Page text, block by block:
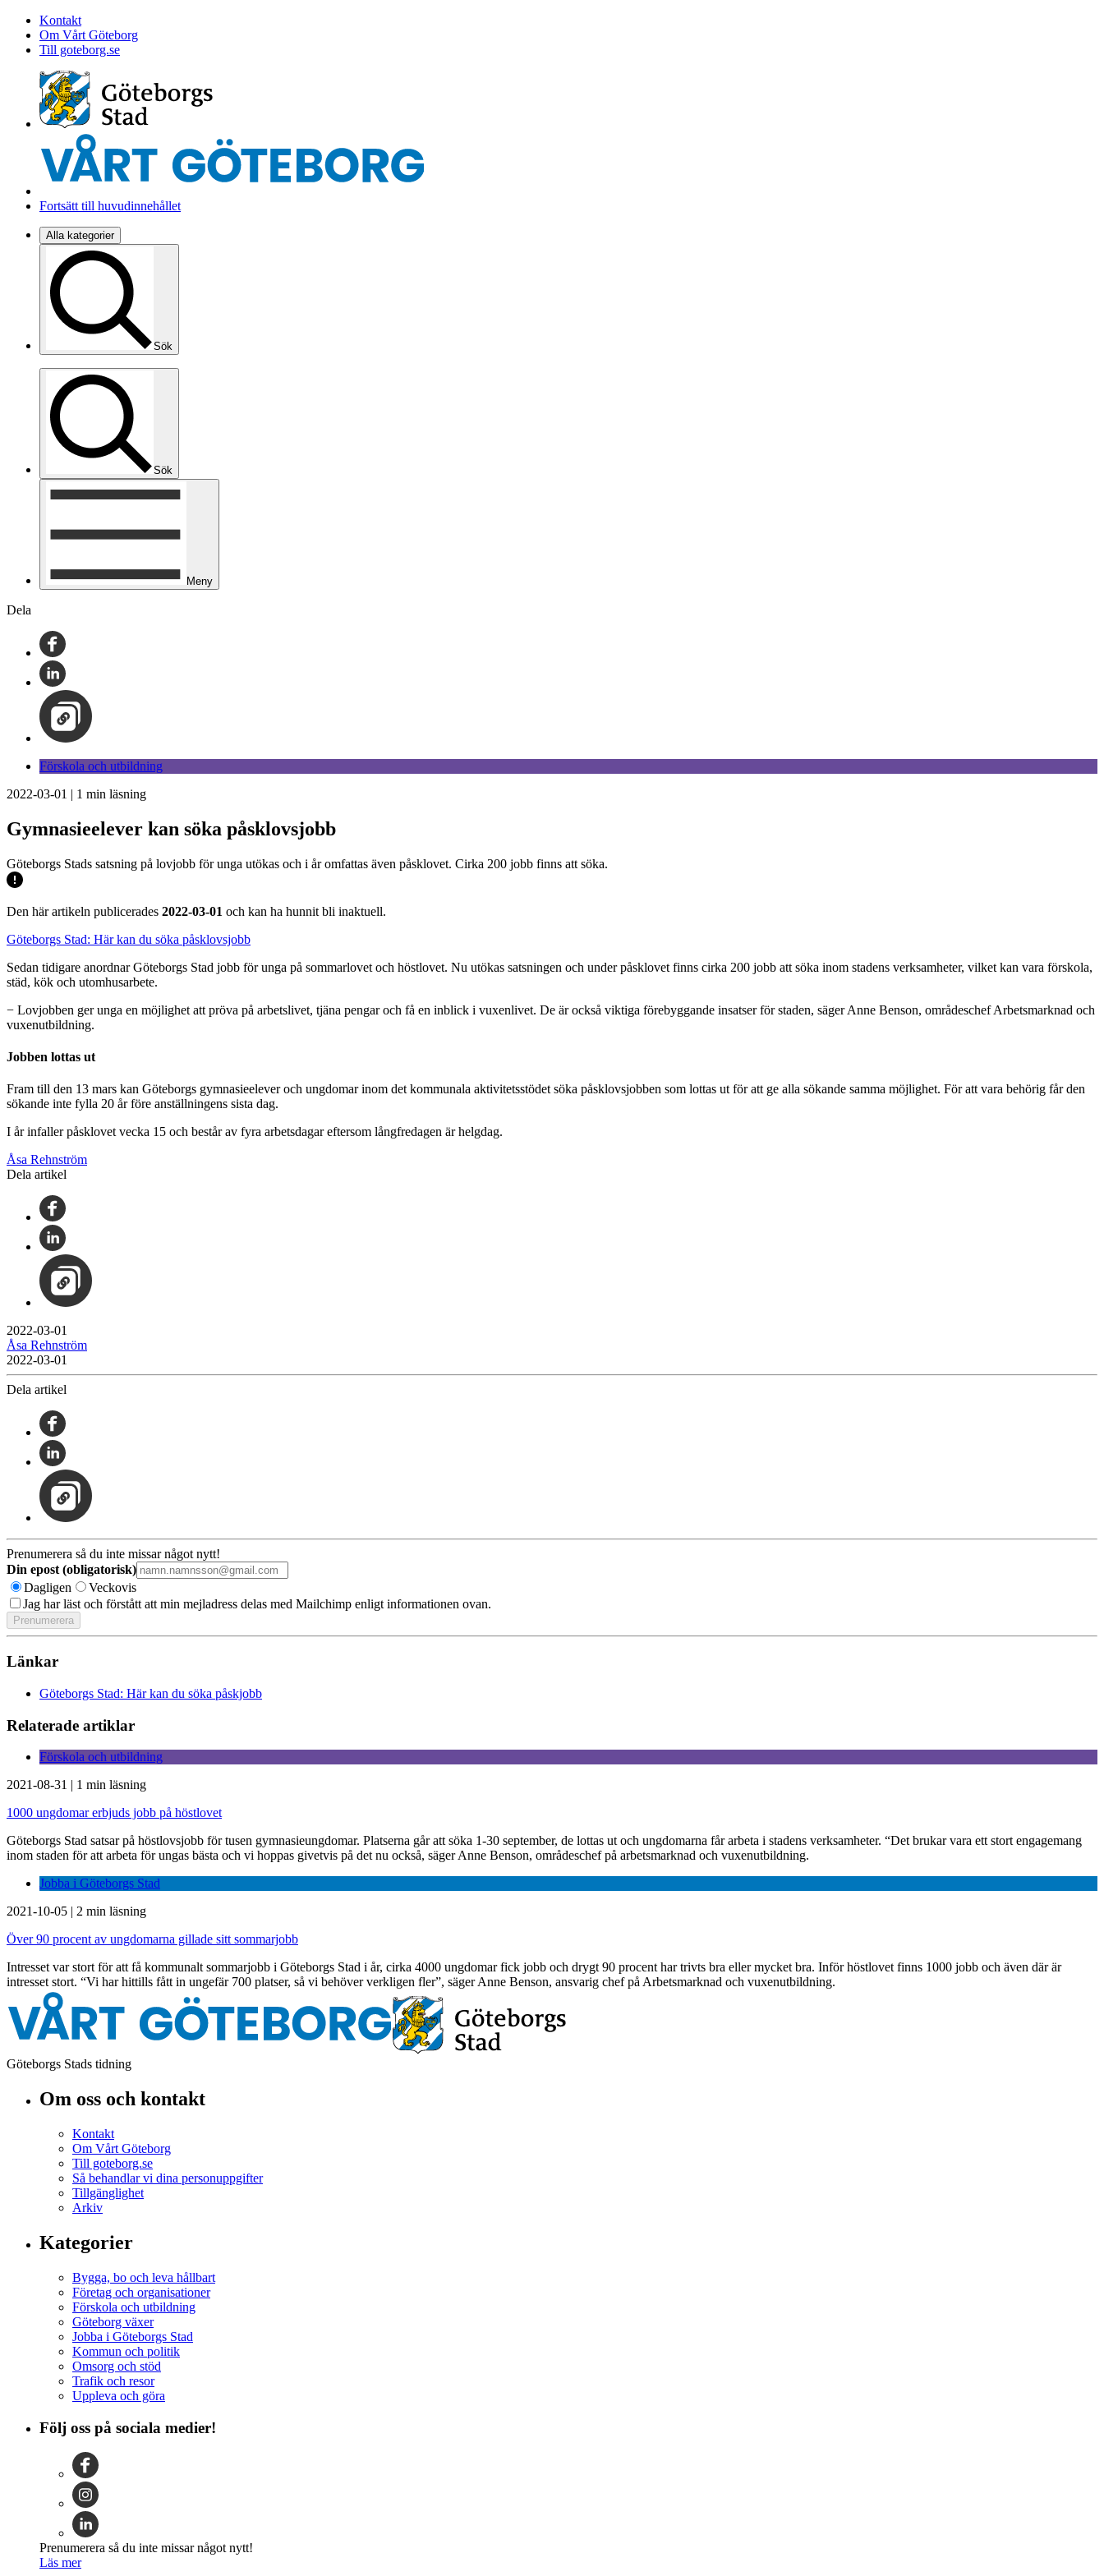
Kontakt
Om Vårt Göteborg
Till goteborg.se
Fortsätt till huvudinnehållet
Alla kategorier
Sök
Sök
Meny
Dela
Förskola och utbildning
2022-03-01 | 1 min läsning
Gymnasieelever kan söka påsklovsjobb
Göteborgs Stads satsning på lovjobb för unga utökas och i år omfattas även påsklovet. Cirka 200 jobb finns att söka.
Den här artikeln publicerades 2022-03-01 och kan ha hunnit bli inaktuell.
Göteborgs Stad: Här kan du söka påsklovsjobb
Sedan tidigare anordnar Göteborgs Stad jobb för unga på sommarlovet och höstlovet. Nu utökas satsningen och under påsklovet finns cirka 200 jobb att söka inom stadens verksamheter, vilket kan vara förskola,
städ, kök och utomhusarbete.
− Lovjobben ger unga en möjlighet att pröva på arbetslivet, tjäna pengar och få en inblick i vuxenlivet. De är också viktiga förebyggande insatser för staden, säger Anne Benson, områdeschef Arbetsmarknad och
vuxenutbildning.
Jobben lottas ut
Fram till den 13 mars kan Göteborgs gymnasieelever och ungdomar inom det kommunala aktivitetsstödet söka påsklovsjobben som lottas ut för att ge alla sökande samma möjlighet. För att vara behörig får den
sökande inte fylla 20 år före anställningens sista dag.
I år infaller påsklovet vecka 15 och består av fyra arbetsdagar eftersom långfredagen är helgdag.
Åsa Rehnström
Dela artikel
2022-03-01
Åsa Rehnström
2022-03-01
Dela artikel
Prenumerera så du inte missar något nytt!
Din epost (obligatorisk)
Dagligen
Veckovis
Jag har läst och förstått att min mejladress delas med Mailchimp enligt informationen ovan.
Länkar
Göteborgs Stad: Här kan du söka påskjobb
Relaterade artiklar
Förskola och utbildning
2021-08-31 | 1 min läsning
1000 ungdomar erbjuds jobb på höstlovet
Göteborgs Stad satsar på höstlovsjobb för tusen gymnasieungdomar. Platserna går att söka 1-30 september, de lottas ut och ungdomarna får arbeta i stadens verksamheter. “Det brukar vara ett stort engagemang
inom staden för att arbeta för ungas bästa och vi hoppas givetvis på det nu också, säger Anne Benson, områdeschef på arbetsmarknad och vuxenutbildning.
Jobba i Göteborgs Stad
2021-10-05 | 2 min läsning
Över 90 procent av ungdomarna gillade sitt sommarjobb
Intresset var stort för att få kommunalt sommarjobb i Göteborgs Stad i år, cirka 4000 ungdomar fick jobb och drygt 90 procent har trivts bra eller mycket bra. Inför höstlovet finns 1000 jobb och även där är
intresset stort. “Vi har hittills fått in ungefär 700 platser, så vi behöver verkligen fler”, säger Anne Benson, ansvarig chef på Arbetsmarknad och vuxenutbildning.
Göteborgs Stads tidning
Om oss och kontakt
Kontakt
Om Vårt Göteborg
Till goteborg.se
Så behandlar vi dina personuppgifter
Tillgänglighet
Arkiv
Kategorier
Bygga, bo och leva hållbart
Företag och organisationer
Förskola och utbildning
Göteborg växer
Jobba i Göteborgs Stad
Kommun och politik
Omsorg och stöd
Trafik och resor
Uppleva och göra
Följ oss på sociala medier!
Prenumerera så du inte missar något nytt!
Läs mer